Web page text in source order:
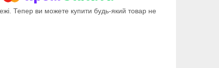
Тепер ви можете купити будь-який товар не